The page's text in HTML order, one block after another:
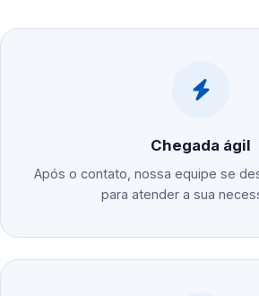
Chegada ágil
Após o contato, nossa equipe se
para atender a sua